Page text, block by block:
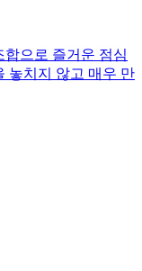
으로 즐거운 점심
놓치지 않고 매우 만